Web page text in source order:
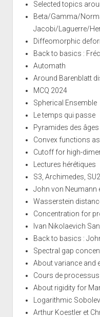
Selected topics
Beta/Gamma/
Jacobi/Laguerre/
Diffeomorphic
Back to basics :
Automath
Around Barenblatt
MCQ 2024
Spherical Ensemble
Le temps qui passe
Pyramides des
Convex functions
Cutoff for high-
Lectures hérétiques
S3, Archimedes,
John von Neumann
Wasserstein
Concentration for
Ivan Nikolaevich
Back to basics :
Spectral gap
About variance and
Cours de
About rigidity for
Logarithmic
Arthur Koestler et